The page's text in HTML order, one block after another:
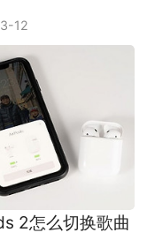
12
2怎么切换歌曲